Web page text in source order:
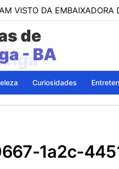
DA EMBAIXADORA DO
de
Curiosidades
1a2c-